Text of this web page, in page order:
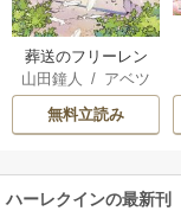
葬送のフリーレン
山田鐘人 / アベツ
カサ
無料立読み
ハーレクインの最新刊